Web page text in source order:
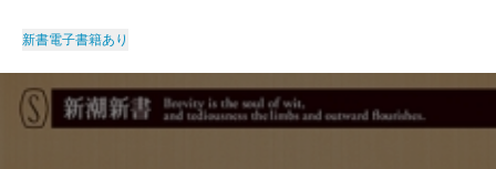
新書電子書籍あり